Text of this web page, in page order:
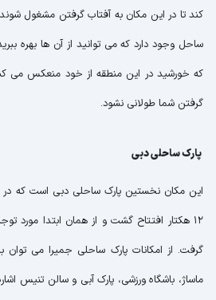
کند تا در این مکان به آفتاب گرفتن مشغول
ساحل وجود دارد که می توانید از آن ها بهره
که خورشید در این منطقه از خود منعکس می
گرفتن شما طولانی نشود.
پارک ساحلی دبی
12 هکتار افتتاح گشت و از همان ابتدا مورد
ماساژ، باشگاه ورزشی، پارک آبی و سالن تنیس